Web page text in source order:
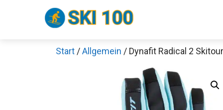
Start /Allgemein / Dynafit Radical 2